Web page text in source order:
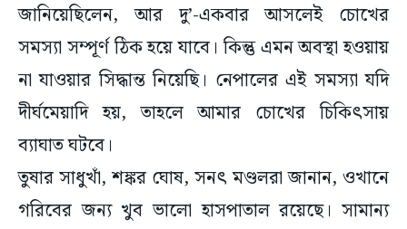
জানিয়েছিলেন, আর দু’-একবার আসলেই চোখের
সমস্যা সম্পূর্ণ ঠিক হয়ে যাবে। কিন্তু এমন অবস্থা হওয়ায়
না যাওয়ার সিদ্ধান্ত নিয়েছি। নেপালের এই সমস্যা যদি
দীর্ঘমেয়াদি হয়, তাহলে আমার চোখের চিকিৎসায়
ব্যাঘাত ঘটবে।
তুষার সাধুখাঁ, শঙ্কর ঘোষ, সনৎ মণ্ডলরা জানান, ওখানে
গরিবের জন্য খুব ভালো হাসপাতাল রয়েছে। সামান্য